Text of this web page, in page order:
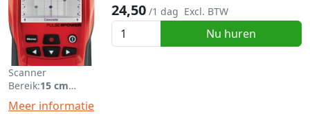
24,50 /1 dag Excl. BTW
Nu huren
Scanner
Bereik:15 cm
Detecteerd staal, waterleiding, electrabuizen
Meer informatie